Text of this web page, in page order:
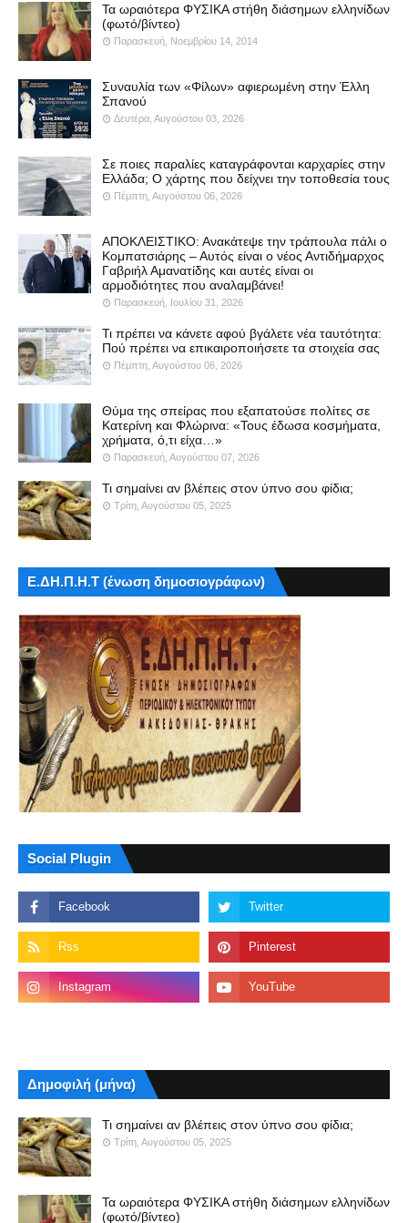
Τα ωραιότερα ΦΥΣΙΚΑ στήθη διάσημων ελληνίδων
(φωτό/βίντεο)
Παρασκευή, Νοεμβρίου 14, 2014
Συναυλία των «Φίλων» αφιερωμένη στην Έλλη
Σπανού
Δευτέρα, Αυγούστου 03, 2026
Σε ποιες παραλίες καταγράφονται καρχαρίες στην
Ελλάδα; Ο χάρτης που δείχνει την τοποθεσία τους
Πέμπτη, Αυγούστου 06, 2026
ΑΠΟΚΛΕΙΣΤΙΚΟ: Ανακάτεψε την τράπουλα πάλι ο
Κομπατσιάρης – Αυτός είναι ο νέος Αντιδήμαρχος
Γαβριήλ Αμανατίδης και αυτές είναι οι
αρμοδιότητες που αναλαμβάνει!
Παρασκευή, Ιουλίου 31, 2026
Τι πρέπει να κάνετε αφού βγάλετε νέα ταυτότητα:
Πού πρέπει να επικαιροποιήσετε τα στοιχεία σας
Πέμπτη, Αυγούστου 06, 2026
Θύμα της σπείρας που εξαπατούσε πολίτες σε
Κατερίνη και Φλώρινα: «Τους έδωσα κοσμήματα,
χρήματα, ό,τι είχα…»
Παρασκευή, Αυγούστου 07, 2026
Τι σημαίνει αν βλέπεις στον ύπνο σου φίδια;
Τρίτη, Αυγούστου 05, 2025
Ε.ΔΗ.Π.Η.Τ (ένωση δημοσιογράφων)
Social Plugin
Δημοφιλή (μήνα)
Τι σημαίνει αν βλέπεις στον ύπνο σου φίδια;
Τρίτη, Αυγούστου 05, 2025
Τα ωραιότερα ΦΥΣΙΚΑ στήθη διάσημων ελληνίδων
(φωτό/βίντεο)